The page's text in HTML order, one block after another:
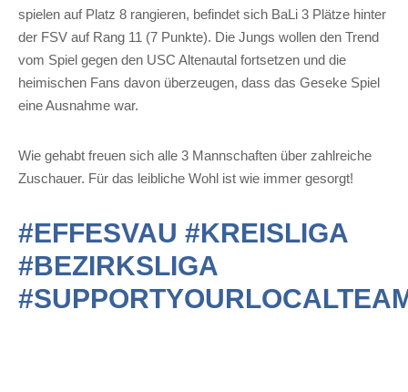
spielen auf Platz 8 rangieren, befindet sich BaLi 3 Plätze hinter
der FSV auf Rang 11 (7 Punkte). Die Jungs wollen den Trend
vom Spiel gegen den USC Altenautal fortsetzen und die
heimischen Fans davon überzeugen, dass das Geseke Spiel
eine Ausnahme war.
Wie gehabt freuen sich alle 3 Mannschaften über zahlreiche
Zuschauer. Für das leibliche Wohl ist wie immer gesorgt!
#EFFESVAU #KREISLIGA
#BEZIRKSLIGA